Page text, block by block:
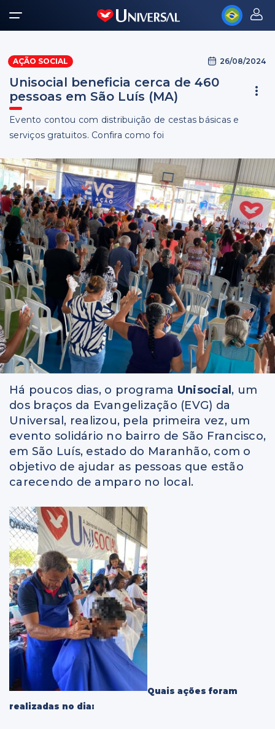
AÇÃO SOCIAL 26/08/2024
Unisocial beneficia cerca de 460
pessoas em São Luís (MA)
Evento contou com distribuição de cestas básicas e
serviços gratuitos. Confira como foi
Há poucos dias, o programa Unisocial , um
dos braços da Evangelização (EVG) da
Universal, realizou, pela primeira vez, um
evento solidário no bairro de São Francisco,
em São Luís, estado do Maranhão, com o
objetivo de ajudar as pessoas que estão
carecendo de amparo no local.
Quais ações foram
realizadas no dia: